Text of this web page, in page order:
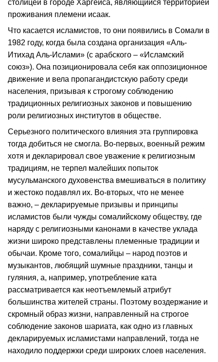
столицей в городе Харгейса, являющийся территорией
проживания племени исаак.
Что касается исламистов, то они появились в Сомали в
1982 году, когда была создана организация «Аль-
Итихад Аль-Ислами» (с арабского – «Исламский
союз»). Она позиционировала себя как оппозиционное
движение и вела пропагандистскую работу среди
населения, призывая к строгому соблюдению
традиционных религиозных законов и повышению
роли религиозных институтов в обществе.
Серьезного политического влияния эта группировка
тогда добиться не смогла. Во-первых, военный режим
хотя и декларировал свое уважение к религиозным
традициям, не терпел малейших попыток
мусульманского духовенства вмешиваться в политику
и жестоко подавлял их. Во-вторых, что не менее
важно, – декларируемые призывы и принципы
исламистов были чужды сомалийскому обществу, где
наряду с религиозными канонами в качестве уклада
жизни широко представлены племенные традиции и
обычаи. Кроме того, сомалийцы – народ поэтов и
музыкантов, любящий шумные праздники, танцы и
гуляния, а, например, употребление ката
рассматривается как неотъемлемый атрибут
большинства жителей страны. Поэтому воздержание и
скромный образ жизни, направленный на строгое
соблюдение законов шариата, как одно из главных
декларируемых исламистами направлений, тогда не
находило поддержки среди широких слоев населения.